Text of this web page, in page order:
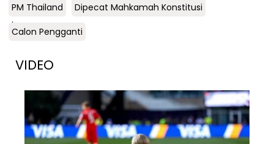
PM Thailand
Dipecat Mahkamah Konstitusi
.
Calon Pengganti
VIDEO